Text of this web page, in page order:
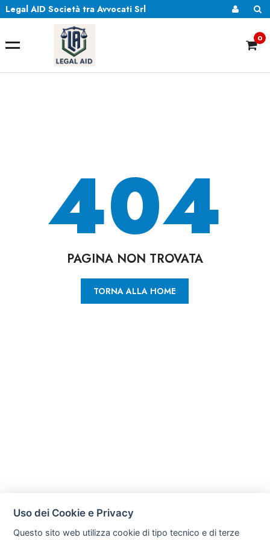
Legal AID Società tra Avvocati Srl
0
404
PAGINA NON TROVATA
TORNA ALLA HOME
Uso dei Cookie e Privacy
Questo sito web utilizza cookie di tipo tecnico e di terze